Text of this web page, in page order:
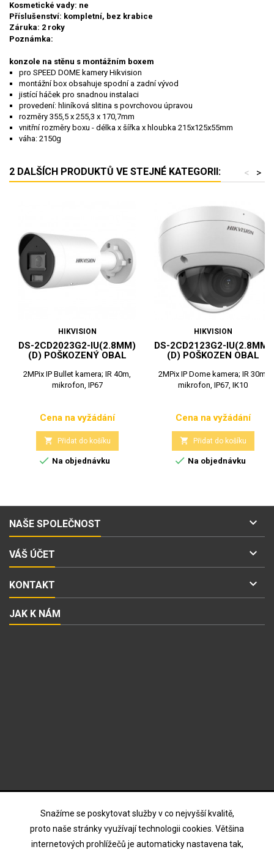
Snažíme se poskytovat služby v co nejvyšší kvalitě,
proto naše stránky využívají technologii cookies. Většina
internetových prohlížečů je automaticky nastavena tak,
Kosmetické vady: ne
Příslušenství: kompletní, bez krabice
Záruka: 2 roky
Poznámka:
konzole na stěnu s montážním boxem
pro SPEED DOME kamery Hikvision
montážní box obsahuje spodní a zadní vývod
jistící háček pro snadnou instalaci
provedení: hliníková slitina s povrchovou úpravou
rozměry 355,5 x 255,3 x 170,7mm
vnitřní rozměry boxu - délka x šířka x hloubka 215x125x55mm
váha: 2150g
2 DALŠÍCH PRODUKTŮ VE STEJNÉ KATEGORII: >
<
HIKVISION
DS-2CD2023G2-IU(2.8MM)
(D) POŠKOZENÝ OBAL
2MPix IP Bullet kamera; IR 40m,
mikrofon, IP67
Cena
Cena na vyžádání
 Přidat do košíku
 Na objednávku
HIKVISION
DS-2CD2123G2-IU(2.8MM)
(D) POŠKOZEN OBAL
2MPix IP Dome kamera; IR 30m,
mikrofon, IP67, IK10
Cena
Cena na vyžádání
 Přidat do košíku
 Na objednávku
NAŠE SPOLEČNOST 
VÁŠ ÚČET 
KONTAKT 
JAK K NÁM
Souhlasím s podmínkami a zásadami ochrany osobních